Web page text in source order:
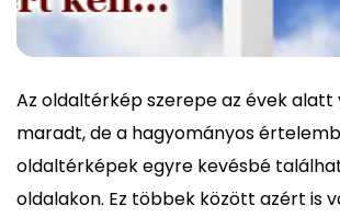
Az oldaltérkép szerepe az évek
maradt, de a hagyományos
oldaltérképek egyre kevésbé
oldalakon. Ez többek között azért is